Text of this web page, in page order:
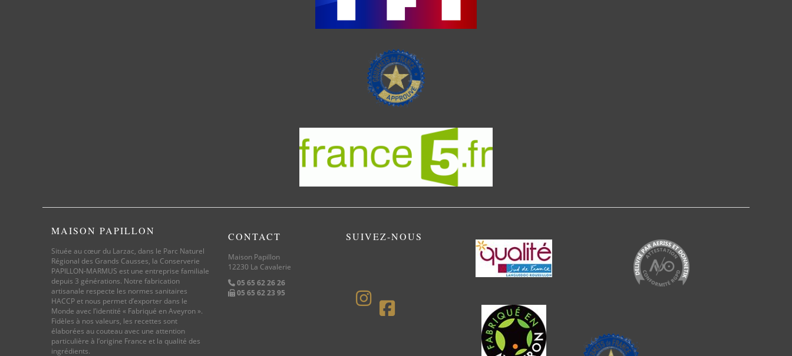
MAISON PAPILLON
Située au cœur du Larzac, dans le Parc Naturel
Régional des Grands Causses, la Conserverie
PAPILLON-MARMUS est une entreprise familiale
depuis 3 générations. Notre fabrication
artisanale respecte les normes sanitaires
HACCP et nous permet d’exporter dans le
Monde avec l’identité « Fabriqué en Aveyron ».
Fidèles à nos valeurs, les recettes sont
élaborées au couteau avec une attention
particulière à l’origine France et la qualité des
ingrédients.
CONTACT
Maison Papillon
12230 La Cavalerie
05 65 62 26 26
05 65 62 23 95
SUIVEZ-NOUS